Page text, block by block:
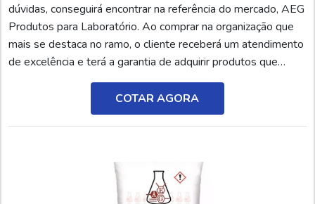
dúvidas, conseguirá encontrar na referência do mercado, AEG
Produtos para Laboratório. Ao comprar na organização que
mais se destaca no ramo, o cliente receberá um atendimento
de excelência e terá a garantia de adquirir produtos que
solucionem qualquer demanda.Quando o interesse é por
onde comprar polímero aniônico, com a equipe da AEG
Produtos para Laboratório o cliente encontrará pre...
COTAR AGORA